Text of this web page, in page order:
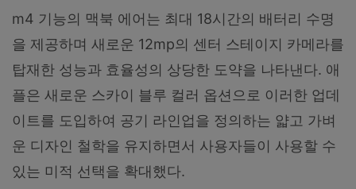
m4 기능의 맥북 에어는 최대 18시간의 배터리 수명
을 제공하며 새로운 12mp의 센터 스테이지 카메라를
탑재한 성능과 효율성의 상당한 도약을 나타낸다. 애
플은 새로운 스카이 블루 컬러 옵션으로 이러한 업데
이트를 도입하여 공기 라인업을 정의하는 얇고 가벼
운 디자인 철학을 유지하면서 사용자들이 사용할 수
있는 미적 선택을 확대했다.